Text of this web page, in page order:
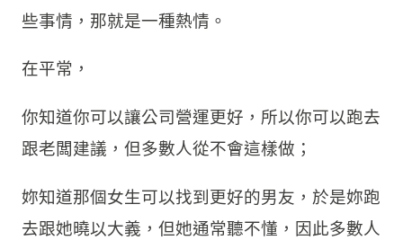
些事情，那就是一種熱情。
在平常，
你知道你可以讓公司營運更好，所以你可以跑去
跟老闆建議，但多數人從不會這樣做；
妳知道那個女生可以找到更好的男友，於是妳跑
去跟她曉以大義，但她通常聽不懂，因此多數人